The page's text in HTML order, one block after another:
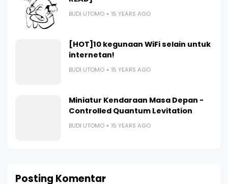
BUDI UTOMO 15 YEARS AGO
[HOT]10 kegunaan WiFi selain untuk
internetan!
BUDI UTOMO 15 YEARS AGO
Miniatur Kendaraan Masa Depan -
Controlled Quantum Levitation
BUDI UTOMO 15 YEARS AGO
Posting Komentar